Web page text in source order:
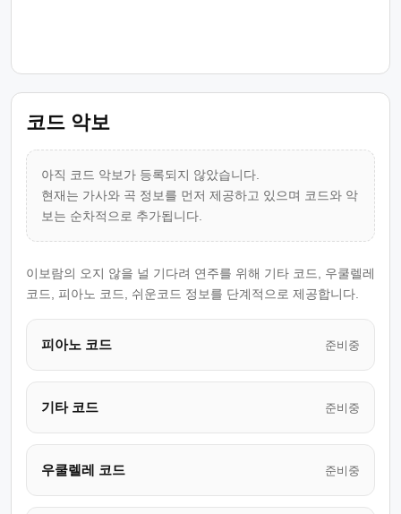
코드 악보
아직 코드 악보가 등록되지 않았습니다.
현재는 가사와 곡 정보를 먼저 제공하고 있으며 코드와 악
보는 순차적으로 추가됩니다.
이보람의 오지 않을 널 기다려 연주를 위해 기타 코드, 우쿨렐레
코드, 피아노 코드, 쉬운코드 정보를 단계적으로 제공합니다.
피아노 코드 준비중
기타 코드 준비중
우쿨렐레 코드 준비중